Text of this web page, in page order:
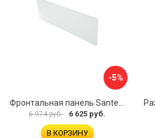
-5%
6 974 руб. 6 625 руб.
В КОРЗИНУ